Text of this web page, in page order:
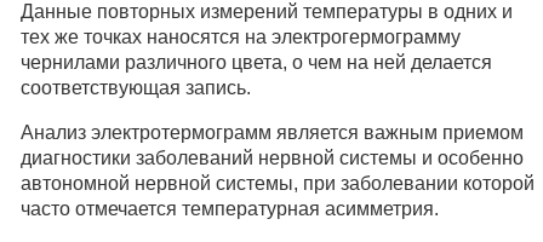
Данные повторных измерений температуры в одних и
тех же точках наносятся на электрогермограмму
чернилами различного цвета, о чем на ней делается
соответствующая запись.
Анализ электротермограмм является важным приемом
диагностики заболеваний нервной системы и особенно
автономной нервной системы, при заболевании которой
часто отмечается температурная асимметрия.